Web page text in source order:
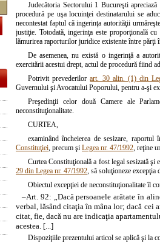
Judecătoria Sectorului 1 Bucureşti
procedură pe uşa locuinţei destinatarului se
necontestat faptul că ingerinţa autorităţii
justiţie. Totodată, ingerinţa este proporţională
lămurirea raporturilor juridice existente între părţi
De asemenea, nu există o ingerinţă a
exercitării acestui drept, actul de procedură fiind
Potrivit prevederilorart. 30 alin. (1) din
Guvernului şi Avocatului Poporului, pentru a-şi
Preşedinţii celor două Camere ale
neconstituţionalitate.
CURTEA,
examinând încheierea de sesizare,
Constituţiei, precum şi Legea nr. 47/1992, reţine
Curtea Constituţională a fost legal sesizată
29 din Legea nr. 47/1992, să soluţioneze excepţia
Obiectul excepţiei de neconstituţionalitate îl
–Art. 92: „Dacă persoanele arătate în
verbal, lăsând citaţia în mâna lor; dacă cei
citat, fie, dacă nu are indicaţia
acestea. [...]
Dispoziţiile prezentului articol se aplică şi la